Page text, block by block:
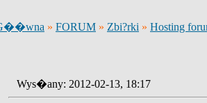
G��wna » FORUM » Zbi?rki » Hosting
Wys�any: 2012-02-13, 18:17